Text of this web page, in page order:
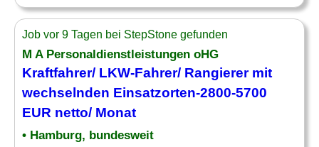
Job vor 9 Tagen bei StepStone gefunden
M A Personaldienstleistungen oHG
Kraftfahrer/ LKW-Fahrer/ Rangierermit
wechselnden Einsatzorten-2800-5700
EUR netto/ Monat
• Hamburg, bundesweit